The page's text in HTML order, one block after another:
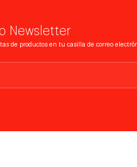
Newsletter
de productos en tu casilla de correo